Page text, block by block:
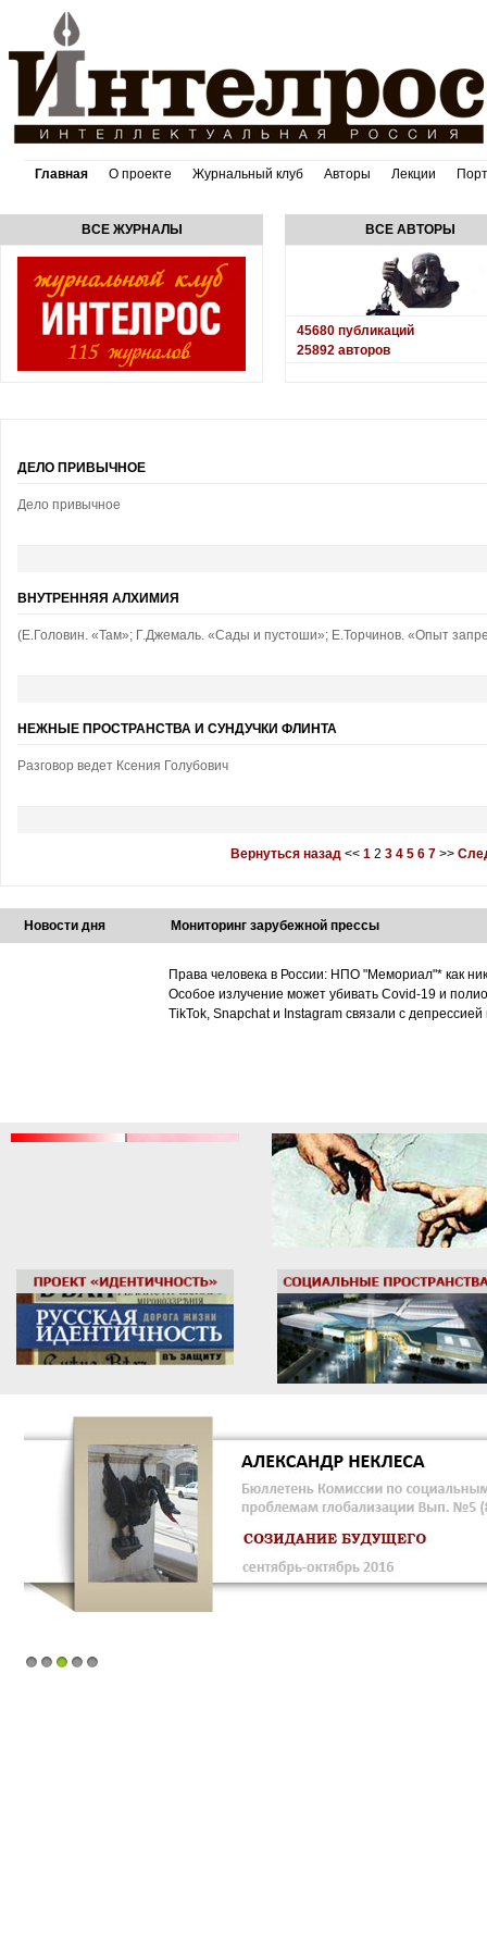
Главная О проекте Журнальный клуб Авторы Лекции
ВСЕ ЖУРНАЛЫ ВСЕ АВТОРЫ
45680 публикаций
25892 авторов
ДЕЛО ПРИВЫЧНОЕ
Дело привычное
ВНУТРЕННЯЯ АЛХИМИЯ
(Е.Головин. «Там»; Г.Джемаль. «Сады и пустоши»; Е.Торчинов. «Опыт
НЕЖНЫЕ ПРОСТРАНСТВА И СУНДУЧКИ ФЛИНТА
Разговор ведет Ксения Голубович
Вернуться назад << 1 2 3 4 5 6 7 >>
Новости дня Мониторинг зарубежной прессы
Права человека в России: НПО "Мемориал"* как
Особое излучение может убивать Covid-19 и
TikTok, Snapchat и Instagram связали с